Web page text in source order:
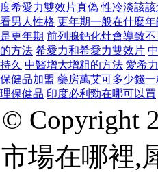
度希愛力雙效片真偽 性冷淡該
看男人性格 更年期一般在什麼年
是更年期 前列腺鈣化灶會導致
的方法 希愛力和希愛力雙效片
持久 中醫增大增粗的方法 愛希
保健品加盟 藥房萬艾可多少錢一
理保健品 印度必利勁在哪可以買
© Copyright
市場在哪裡,